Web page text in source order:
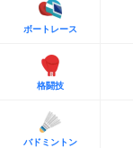
ボートレース
格闘技
バドミントン